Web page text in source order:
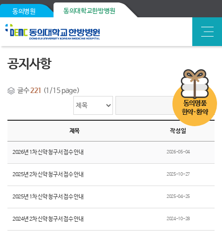
동의병원 동의대학교한방병원
동의명품
한약·환약
공지사항
글수221 (1/15 page)
제목 작성일
2026년 1차 신약 청구서 접수 안내 2026-05-04
2025년 2차 신약 청구서 접수 안내 2025-10-27
2025년 1차 신약 청구서 접수 안내 2025-04-25
2024년 2차 신약 청구서 접수 안내 2024-10-28